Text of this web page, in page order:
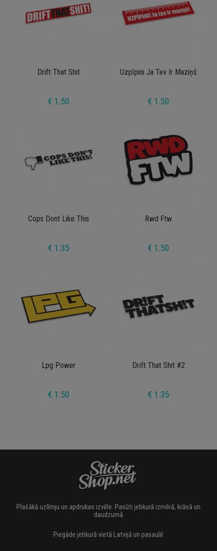
Drift That Shit
€ 1.50
Uzpīpini Ja Tev Ir Maziņš
€ 1.50
Cops Dont Like This
€ 1.35
Rwd Ftw
€ 1.50
Lpg Power
€ 1.50
Drift That Shit #2
€ 1.35
Plašākā uzlīmju un apdrukas izvēle. Pasūti jebkurā izmērā, krāsā un
daudzumā
Piegāde jebkurā vietā Latvijā un pasaulē